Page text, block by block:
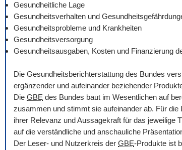
Gesundheitliche Lage
Gesundheitsverhalten und
Gesundheitsprobleme und Krankheiten
Gesundheitsversorgung
Gesundheitsausgaben, Kosten und Finanzierung
Die Gesundheitsberichterstattung des Bundes
ergänzender und aufeinander beziehender
Die GBE des Bundes baut im Wesentlichen auf
zusammen und stimmt sie aufeinander ab. Für die
ihrer Relevanz und Aussagekraft für das jeweilige
auf die verständliche und anschauliche
Der Leser- und Nutzerkreis der GBE-Produkte ist